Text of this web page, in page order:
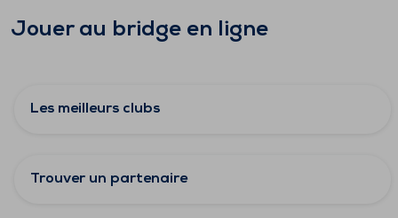
Jouer au bridge en ligne
Les meilleurs clubs
Trouver un partenaire